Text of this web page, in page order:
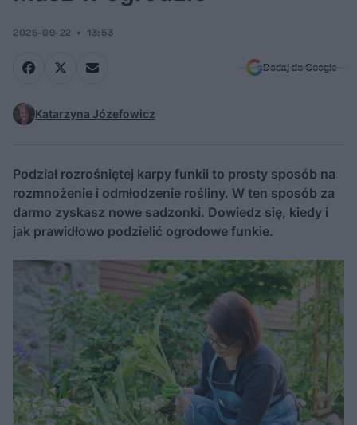
2025-09-22 13:53
Dodaj do Google
Katarzyna Józefowicz
Podział rozrośniętej karpy funkii to prosty sposób na
rozmnożenie i odmłodzenie rośliny. W ten sposób za
darmo zyskasz nowe sadzonki. Dowiedz się, kiedy i
jak prawidłowo podzielić ogrodowe funkie.